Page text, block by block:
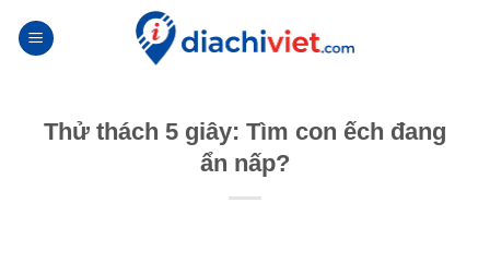
Thử thách 5 giây: Tìm con ếch đang
ẩn nấp?